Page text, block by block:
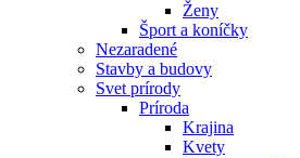
Ženy
Šport a koníčky
Nezaradené
Stavby a budovy
Svet prírody
Príroda
Krajina
Kvety